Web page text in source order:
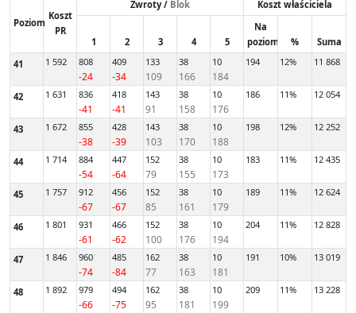
Poziom
Koszt
PR
Zwroty / Blok Koszt właściciela
1 2 3 4 5
Na
poziom
%
Suma
41
1 592 808
-24
409
-34
133
109
38
166
10
184
194 12% 11 868
42 1 631 836
-41
418
-41
143
91
38
158
10
176
186 11% 12 054
43 1 672 855
-38
428
-39
143
103
38
170
10
188
198 12% 12 252
44 1 714 884
-54
447
-64
152
79
38
155
10
173
183 11% 12 435
45 1 757 912
-67
456
-67
152
85
38
161
10
179
189 11% 12 624
46 1 801 931
-61
466
-62
152
100
38
176
10
194
204 11% 12 828
47 1 846 960
-74
485
-84
162
77
38
163
10
181
191 10% 13 019
48 1 892 979
-66
494
-75
162
95
38
181
10
199
209 11% 13 228